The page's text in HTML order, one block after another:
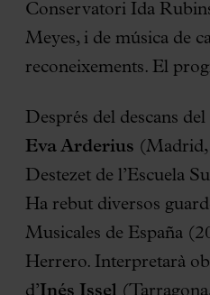
Conservatori Ida
Meyes, i de música de
reconeixements. El
Després del descans
Eva Arderius (Madrid,
Destezet de l’Escuela
Ha rebut diversos
Musicales de España
Herrero. Interpretarà
d’ Inés Issel